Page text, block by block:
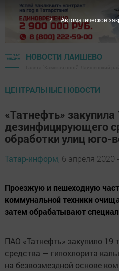
НОВОСТИ ЛАИШЕВО
ЦЕНТРАЛЬНЫЕ НОВОСТИ
«Татнефть» закупила
дезинфицирующего
обработки улиц юго-
Татар-информ, 6 апреля 2020
Проезжую и пешеходную
коммунальной техники
затем обрабатывают
ПАО «Татнефть» закупило
средства — гипохлорита
на безвозмездной основе
1 Автоматическое